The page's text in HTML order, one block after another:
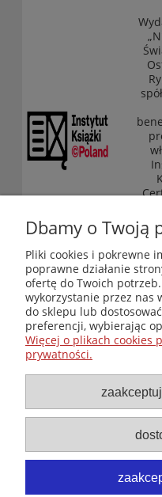
Księgarnia-Galeria
Zapraszamy również
stacjonarnej przy ul.
© Copyright 2014-2026
Wszelkie
Dbamy o Twoją
Pliki cookies i pokrewne
poprawne działanie
ofertę do Twoich
wykorzystanie przez nas
do sklepu lub
preferencji, wybierając
Więcej o plikach cookies
prywatności.